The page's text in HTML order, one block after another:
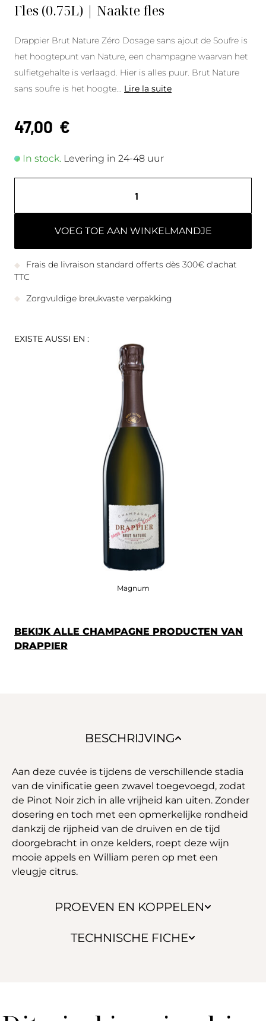
Fles (0.75L) | Naakte fles
Drappier Brut Nature Zéro Dosage sans ajout de Soufre is
het hoogtepunt van Nature, een champagne waarvan het
sulfietgehalte is verlaagd. Hier is alles puur. Brut Nature
sans soufre is het hoogte
Lire la suite
47,00 €
In stock. Levering in 24-48 uur
VOEG TOE AAN WINKELMANDJE
Frais de livraison standard offerts dès 300€ d'achat
TTC
Zorgvuldige breukvaste verpakking
EXISTE AUSSI EN :
Magnum
BEKIJK ALLE CHAMPAGNE PRODUCTEN VAN
DRAPPIER
BESCHRIJVING
PROEVEN EN KOPPELEN
TECHNISCHE FICHE
Aan deze cuvée is tijdens de verschillende stadia
van de vinificatie geen zwavel toegevoegd, zodat
de Pinot Noir zich in alle vrijheid kan uiten. Zonder
dosering en toch met een opmerkelijke rondheid
dankzij de rijpheid van de druiven en de tijd
doorgebracht in onze kelders, roept deze wijn
mooie appels en William peren op met een
vleugje citrus.